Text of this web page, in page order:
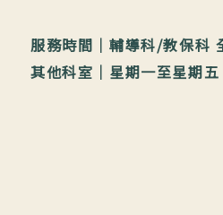
服務時間｜輔導科/教保科
其他科室｜星期一至星